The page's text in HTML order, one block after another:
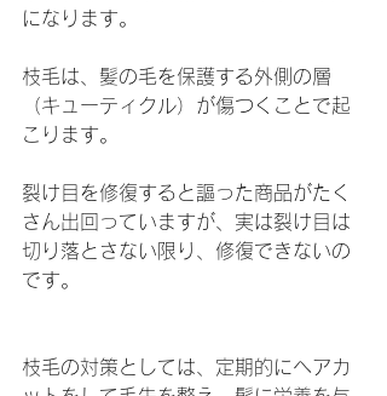
になります。
枝毛は、髪の毛を保護する外側の層
（キューティクル）が傷つくことで起
こります。
裂け目を修復すると謳った商品がたく
さん出回っていますが、実は裂け目は
切り落とさない限り、修復できないの
です。
枝毛の対策としては、定期的にヘアカ